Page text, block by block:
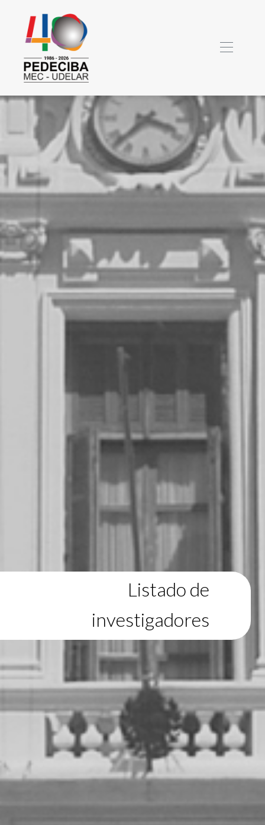
Listado de
investigadores